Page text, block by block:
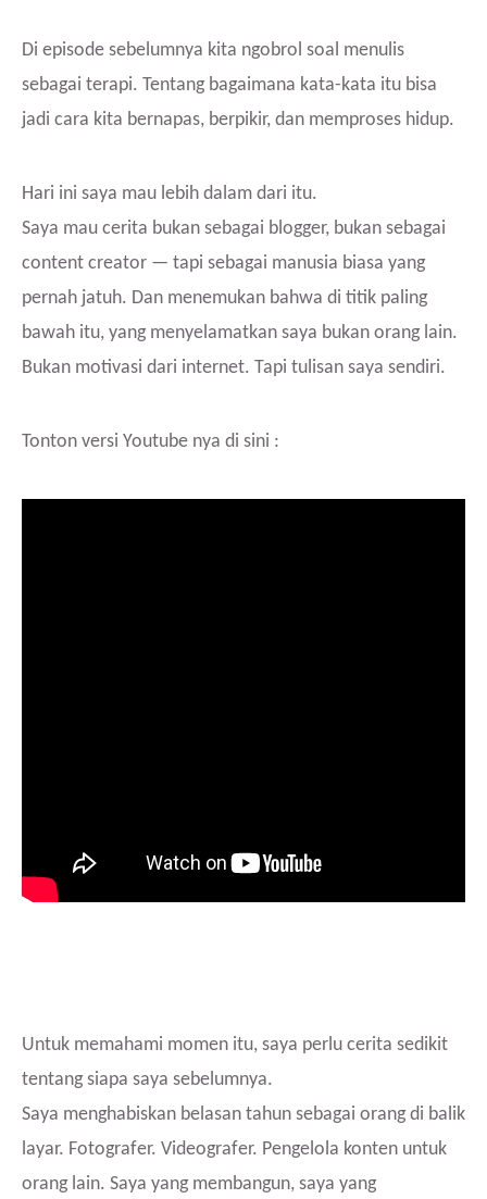
Di episode sebelumnya kita ngobrol soal menulis
sebagai terapi. Tentang bagaimana kata-kata itu bisa
jadi cara kita bernapas, berpikir, dan memproses hidup.
Hari ini saya mau lebih dalam dari itu.
Saya mau cerita bukan sebagai blogger, bukan sebagai
content creator — tapi sebagai manusia biasa yang
pernah jatuh. Dan menemukan bahwa di titik paling
bawah itu, yang menyelamatkan saya bukan orang lain.
Bukan motivasi dari internet. Tapi tulisan saya sendiri.
Tonton versi Youtube nya di sini :
Untuk memahami momen itu, saya perlu cerita sedikit
tentang siapa saya sebelumnya.
Saya menghabiskan belasan tahun sebagai orang di balik
layar. Fotografer. Videografer. Pengelola konten untuk
orang lain. Saya yang membangun, saya yang